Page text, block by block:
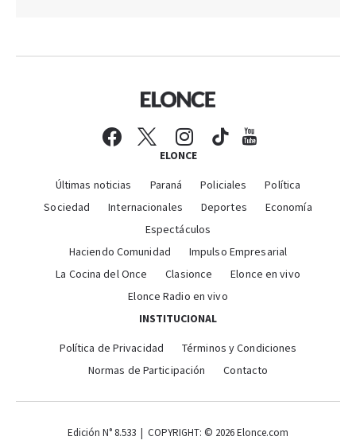
ELONCE
Últimas noticias Paraná Policiales
Política
Sociedad
Internacionales Deportes
Economía
Espectáculos
Haciendo Comunidad
Impulso Empresarial
La Cocina del Once
Clasionce
Elonce en vivo
Elonce Radio en vivo
INSTITUCIONAL
Política de Privacidad
Términos y Condiciones
Normas de Participación
Contacto
Edición N° 8.533 | COPYRIGHT: © 2026 Elonce.com